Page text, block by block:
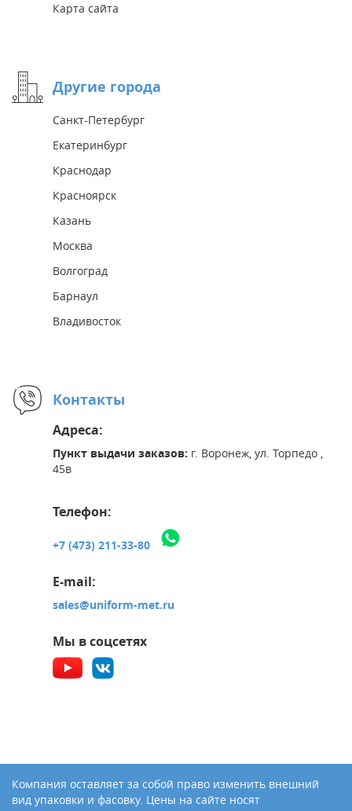
Карта сайта
Другие города
Санкт-Петербург
Екатеринбург
Краснодар
Красноярск
Казань
Москва
Волгоград
Барнаул
Владивосток
Контакты
Адреса:
Пункт выдачи заказов: г. Воронеж, ул. Торпедо ,
45в
Телефон:
+7 (473) 211-33-80
E-mail:
sales@uniform-met.ru
Мы в соцсетях
Компания оставляет за собой право изменить внешний
вид упаковки и фасовку. Цены на сайте носят